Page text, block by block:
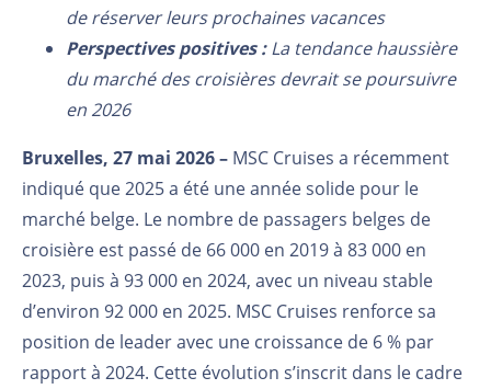
de réserver leurs prochaines vacances
Perspectives positives : La tendance haussière
du marché des croisières devrait se poursuivre
en 2026
Bruxelles, 27 mai 2026 – MSC Cruises a récemment
indiqué que 2025 a été une année solide pour le
marché belge. Le nombre de passagers belges de
croisière est passé de 66 000 en 2019 à 83 000 en
2023, puis à 93 000 en 2024, avec un niveau stable
d’environ 92 000 en 2025. MSC Cruises renforce sa
position de leader avec une croissance de 6 % par
rapport à 2024. Cette évolution s’inscrit dans le cadre